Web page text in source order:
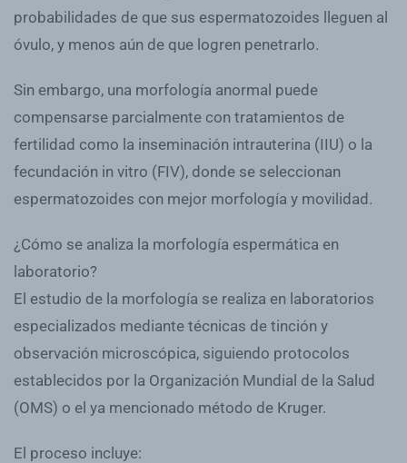
probabilidades de que sus espermatozoides lleguen al
óvulo, y menos aún de que logren penetrarlo.
Sin embargo, una morfología anormal puede
compensarse parcialmente con tratamientos de
fertilidad como la inseminación intrauterina (IIU) o la
fecundación in vitro (FIV), donde se seleccionan
espermatozoides con mejor morfología y movilidad.
¿Cómo se analiza la morfología espermática en
laboratorio?
El estudio de la morfología se realiza en laboratorios
especializados mediante técnicas de tinción y
observación microscópica, siguiendo protocolos
establecidos por la Organización Mundial de la Salud
(OMS) o el ya mencionado método de Kruger.
El proceso incluye: